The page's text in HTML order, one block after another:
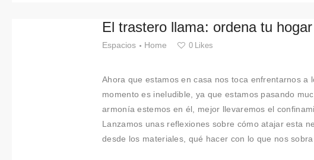
Colabora
El trastero llama: ordena tu
Espacios Home 0 Likes
Ahora que estamos en casa nos toca enfrentarnos
momento es ineludible, ya que estamos pasando
armonía estemos en él, mejor llevaremos el
Lanzamos unas reflexiones sobre cómo atajar esta
desde los materiales, qué hacer con lo que nos